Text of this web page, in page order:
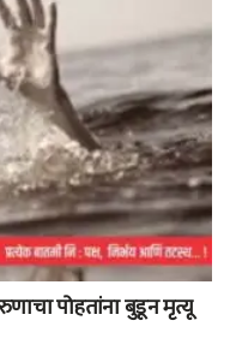
पोहतांना बुडून मृत्यू